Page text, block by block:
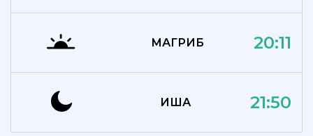
МАГРИБ 20:11
ИША 21:50